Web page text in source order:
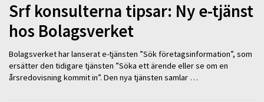
Srf konsulterna tipsar: Ny e-tjänst
hos Bolagsverket
Bolagsverket har lanserat e-tjänsten ”Sök företagsinformation”, som
ersätter den tidigare tjänsten ”Söka ett ärende eller se om en
årsredovisning kommit in”. Den nya tjänsten samlar …